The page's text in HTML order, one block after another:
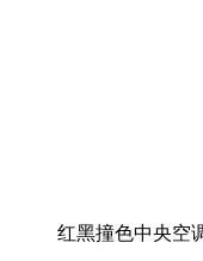
红黑撞色中央空